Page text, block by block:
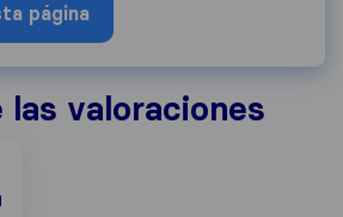
página
las valoraciones